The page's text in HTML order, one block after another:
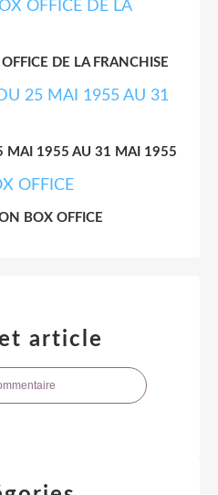
DE LA FRANCHISE
MAI 1955 AU 31 MAI 1955
BOX OFFICE
article